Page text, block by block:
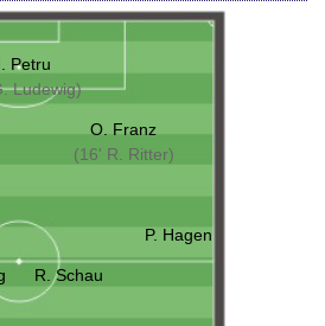
Petru
Ludewig)
O. Franz
(16' R. Ritter)
P. Hagen
R. Schau